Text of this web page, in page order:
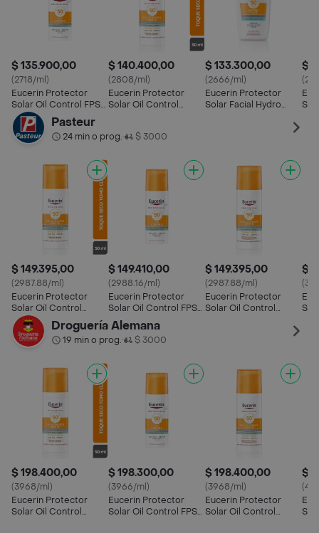
$ 135.900,00
(2718/ml)
Eucerin Protector
Solar Oil Control FPS
50 + Toque Seco
$ 140.400,00
(2808/ml)
Eucerin Protector
Solar Oil Control
$ 133.300,00
(2666/ml)
Eucerin Protector
Solar Facial Hydro
$
Pasteur
24 min o prog.• $ 3000
$ 149.395,00
(2987.88/ml)
Eucerin Protector
Solar Oil Control
Tinted Tono Claro Fps
50+
$ 149.410,00
(2988.16/ml)
Eucerin Protector
Solar Oil Control FPS
50 + Toque Seco
$ 149.395,00
(2987.88/ml)
Eucerin Protector
Solar Oil Control
$
Droguería Alemana
19 min o prog.• $ 3000
$ 198.400,00
(3968/ml)
Eucerin Protector
Solar Oil Control
$ 198.300,00
(3966/ml)
Eucerin Protector
Solar Oil Control FPS
$ 198.400,00
(3968/ml)
Eucerin Protector
Solar Oil Control
$